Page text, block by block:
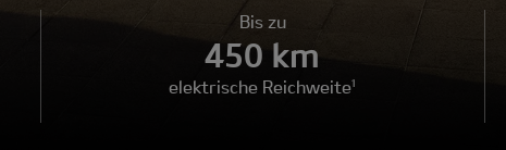
Bis zu
450 km
elektrische Reichweite¹